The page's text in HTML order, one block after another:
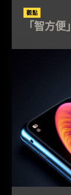
觀點
「智方